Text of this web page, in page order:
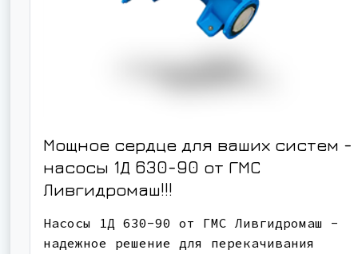
Мощное сердце для ваших систем -
насосы 1Д 630-90 от ГМС
Ливгидромаш!!!
Насосы 1Д 630-90 от ГМС Ливгидромаш -
надежное решение для перекачивания